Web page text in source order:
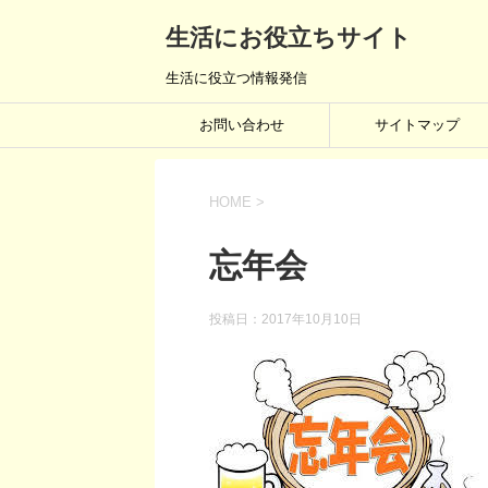
生活にお役立ちサイト
生活に役立つ情報発信
お問い合わせ サイトマップ
HOME >
忘年会
投稿日： 2017年10月10日